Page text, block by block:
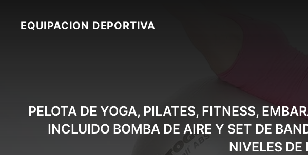
contentEQUIPACION DEPORTIVA
PELOTA DE YOGA, PILATES, FITNESS,
INCLUIDO BOMBA DE AIRE Y SET DE
NIVELES